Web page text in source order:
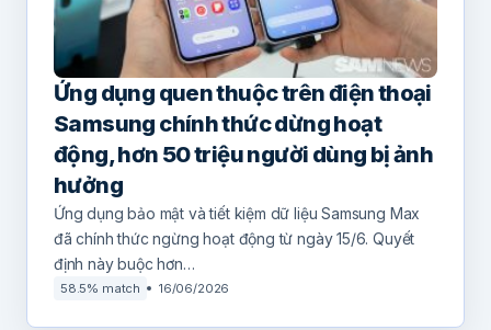
Ứng dụng quen thuộc trên điện thoại
Samsung chính thức dừng hoạt
động, hơn 50 triệu người dùng bị ảnh
hưởng
Ứng dụng bảo mật và tiết kiệm dữ liệu Samsung Max
đã chính thức ngừng hoạt động từ ngày 15/6. Quyết
định này buộc hơn…
58.5% match 16/06/2026